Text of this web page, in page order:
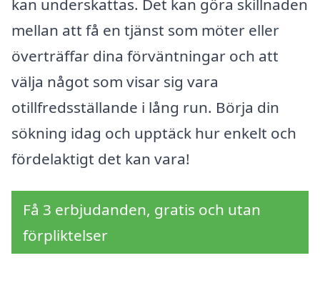
mellan att få en tjänst som möter eller
överträffar dina förväntningar och att
välja något som visar sig vara
otillfredsställande i lång run. Börja din
sökning idag och upptäck hur enkelt och
fördelaktigt det kan vara!
Få 3 erbjudanden, gratis och utan
förpliktelser